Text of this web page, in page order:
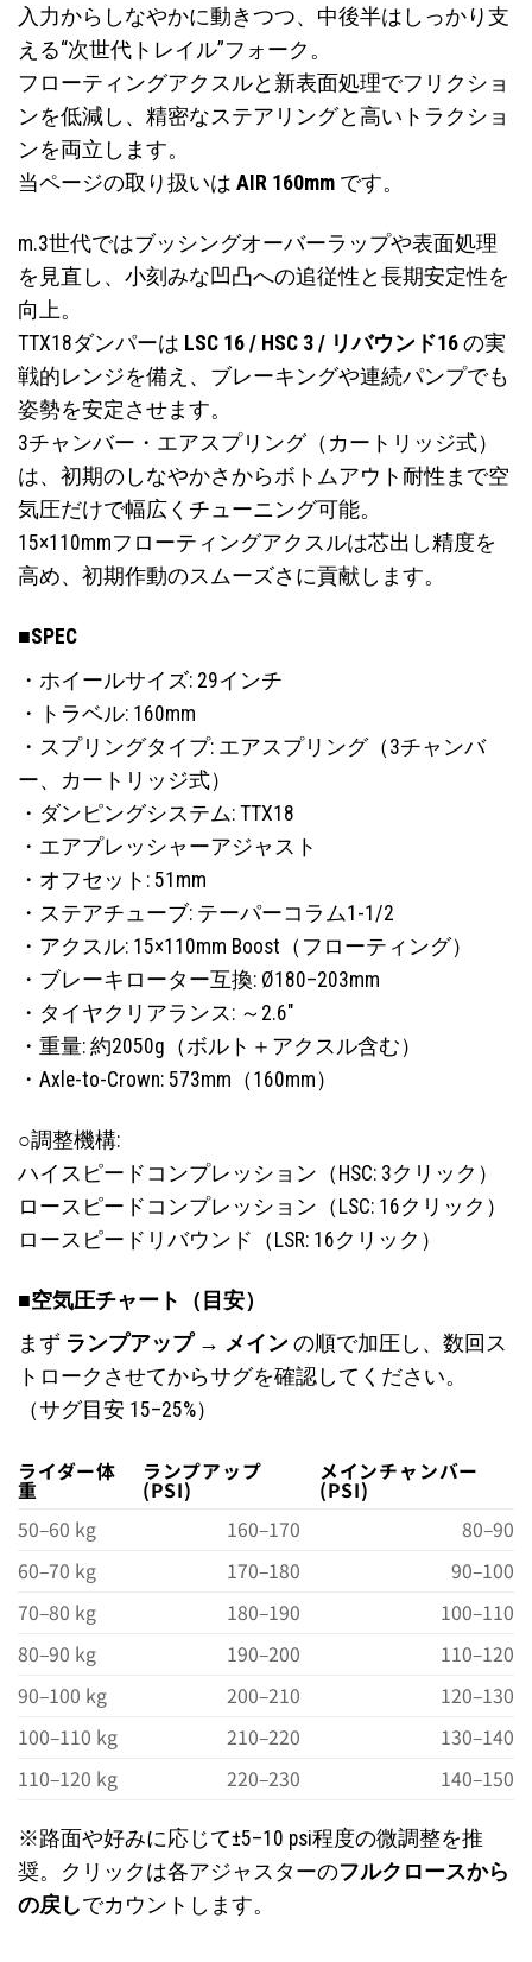
入力からしなやかに動きつつ、中後半はしっかり支
える“次世代トレイル”フォーク。
フローティングアクスルと新表面処理でフリクショ
ンを低減し、精密なステアリングと高いトラクショ
ンを両立します。
当ページの取り扱いは AIR 160mm です。
m.3世代ではブッシングオーバーラップや表面処理
を見直し、小刻みな凹凸への追従性と長期安定性を
向上。
TTX18ダンパーは LSC 16 / HSC 3 / リバウンド16 の実
戦的レンジを備え、ブレーキングや連続パンプでも
姿勢を安定させます。
3チャンバー・エアスプリング（カートリッジ式）
は、初期のしなやかさからボトムアウト耐性まで空
気圧だけで幅広くチューニング可能。
15×110mmフローティングアクスルは芯出し精度を
高め、初期作動のスムーズさに貢献します。
■SPEC
・ホイールサイズ: 29インチ
・トラベル: 160mm
・スプリングタイプ: エアスプリング（3チャンバ
ー、カートリッジ式）
・ダンピングシステム: TTX18
・エアプレッシャーアジャスト
・オフセット: 51mm
・ステアチューブ: テーパーコラム1-1/2
・アクスル: 15×110mm Boost（フローティング）
・ブレーキローター互換: Ø180–203mm
・タイヤクリアランス: ～2.6″
・重量: 約2050g（ボルト＋アクスル含む）
・Axle-to-Crown: 573mm（160mm）
○調整機構:
ハイスピードコンプレッション（HSC: 3クリック）
ロースピードコンプレッション（LSC: 16クリック）
ロースピードリバウンド（LSR: 16クリック）
■空気圧チャート（目安）
まず ランプアップ → メイン の順で加圧し、数回ス
トロークさせてからサグを確認してください。
（サグ目安 15–25%）
ライダー体
重
ランプアップ
(PSI)
メインチャンバー
(PSI)
50–60 kg
160–170
80–90
60–70 kg
170–180
90–100
70–80 kg
180–190
100–110
80–90 kg
190–200
110–120
90–100 kg
200–210
120–130
100–110 kg
210–220
130–140
110–120 kg
220–230 140–150
※路面や好みに応じて±5–10 psi程度の微調整を推
奨。クリックは各アジャスターのフルクロースから
の戻しでカウントします。